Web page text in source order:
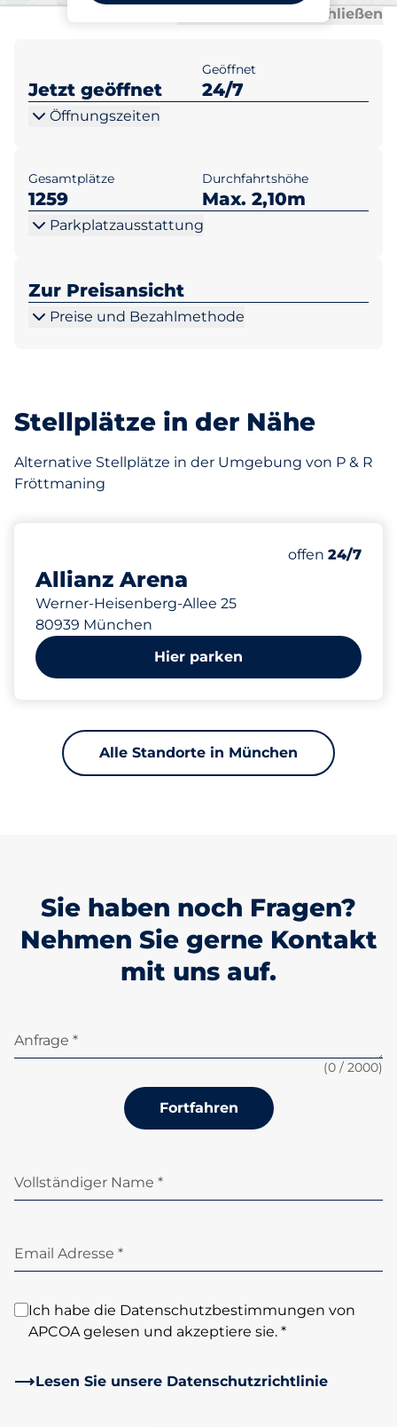
Alle schließen
Jetzt geöffnet
Geöffnet
24/7
Öffnungszeiten
Gesamtplätze
1259
Durchfahrtshöhe
Max. 2,10m
Parkplatzausstattung
Zur Preisansicht
Preise und Bezahlmethode
Stellplätze in der Nähe
Alternative Stellplätze in der Umgebung von P & R
Fröttmaning
Allianz Arena
Werner-Heisenberg-Allee 25
80939 München
Anzahl der
Gesamtplätze
Freitag
offen 24/7
Hier parken
Alle Standorte in München
Sie haben noch Fragen?
Nehmen Sie gerne Kontakt
mit uns auf.
Anfrage *
(0 / 2000)
Fortfahren
Vollständiger Name *
Email Adresse *
Ich habe die Datenschutzbestimmungen von
APCOA gelesen und akzeptiere sie. *
Lesen Sie unsere Datenschutzrichtlinie